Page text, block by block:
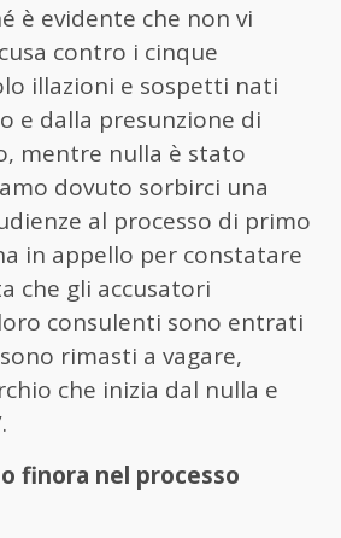
è evidente che non vi
contro i cinque
illazioni e sospetti nati
e dalla presunzione di
mentre nulla è stato
dovuto sorbirci una
al processo di primo
in appello per constatare
che gli accusatori
consulenti sono entrati
rimasti a vagare,
che inizia dal nulla e
finora nel processo